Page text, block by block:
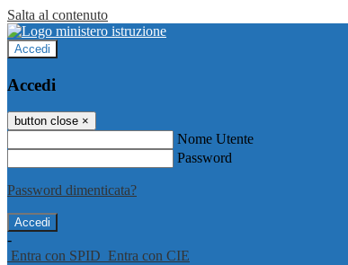
Salta al contenuto
Accedi
Accedi
button close ×
Nome Utente
Password
Password dimenticata?
-
Entra con SPID Entra con CIE